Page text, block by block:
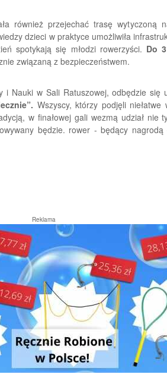
również przejechać trasę wytyczoną
dzieci w praktyce umożliwiła
spotykają się młodzi rowerzyści. Do
związaną z bezpieczeństwem.
Nauki w Sali Ratuszowej, odbędzie się
Wszyscy, którzy podjęli
w finałowej gali wezmą udział nie
będzie. rower - będący nagrodą
Reklama